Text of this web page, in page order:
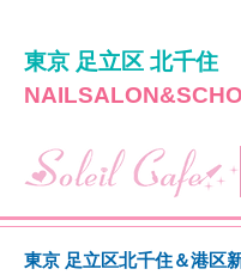
東京 足立区 北千住
東京 足立区北千住＆港区